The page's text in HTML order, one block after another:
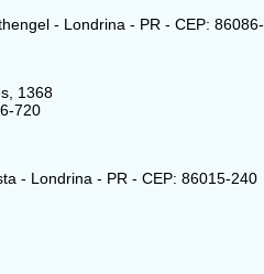
- Londrina - PR - CEP:
1368
720
- Londrina - PR - CEP: 86015-240